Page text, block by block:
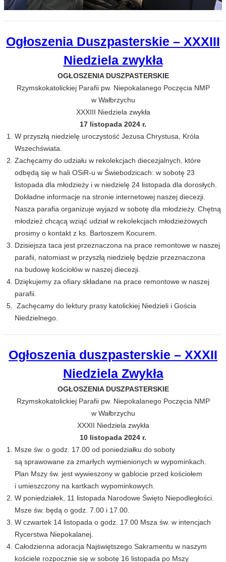
Ogłoszenia Duszpasterskie – XXXIII
Niedziela zwykła
OGŁOSZENIA DUSZPASTERSKIE
Rzymskokatolickiej Parafii pw. Niepokalanego Poczęcia NMP
w Wałbrzychu
XXXIII Niedziela zwykła
17 listopada 2024 r.
W przyszłą niedzielę uroczystość Jezusa Chrystusa, Króla
Wszechświata.
Zachęcamy do udziału w rekolekcjach diecezjalnych, które
odbędą się w hali OSiR-u w Świebodzicach: w sobotę 23
listopada dla młodzieży i w niedzielę 24 listopada dla dorosłych.
Dokładne informacje na stronie internetowej naszej diecezji.
Nasza parafia organizuje wyjazd w sobotę dla młodzieży. Chętną
młodzież chcącą wziąć udział w rekolekcjach młodzieżowych
prosimy o kontakt z ks. Bartoszem Kocurem.
Dzisiejsza taca jest przeznaczona na prace remontowe w naszej
parafii, natomiast w przyszłą niedzielę będzie przeznaczona
na budowę kościołów w naszej diecezji.
Dziękujemy za ofiary składane na prace remontowe w naszej
parafii.
Zachęcamy do lektury prasy katolickiej Niedzieli i Gościa
Niedzielnego.
Ogłoszenia duszpasterskie – XXXII
Niedziela Zwykła
OGŁOSZENIA DUSZPASTERSKIE
Rzymskokatolickiej Parafii pw. Niepokalanego Poczęcia NMP
w Wałbrzychu
XXXII Niedziela zwykła
10 listopada 2024 r.
Msze św. o godz. 17.00 od poniedziałku do soboty
są sprawowane za zmarłych wymienionych w wypominkach.
Plan Mszy św. jest wywieszony w gablocie przed kościołem
i umieszczony na kartkach wypominkowych.
W poniedziałek, 11 listopada Narodowe Święto Niepodległości.
Msze św. będą o godz. 7.00 i 17.00.
W czwartek 14 listopada o godz. 17.00 Msza św. w intencjach
Rycerstwa Niepokalanej.
Całodzienna adoracja Najświętszego Sakramentu w naszym
kościele rozpocznie się w sobotę 16 listopada po Mszy